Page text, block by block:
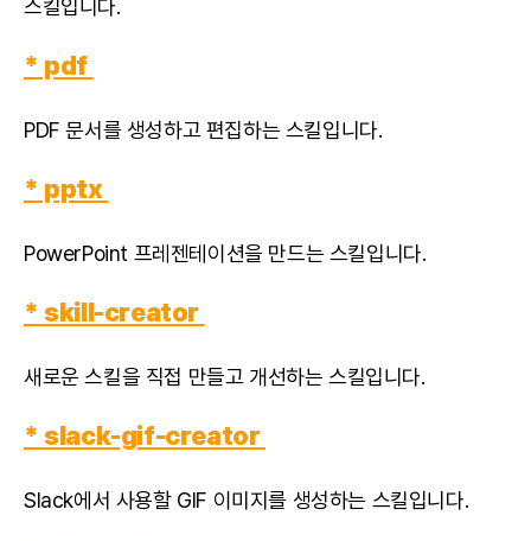
스킬입니다.
* pdf
PDF 문서를 생성하고 편집하는 스킬입니다.
* pptx
PowerPoint 프레젠테이션을 만드는 스킬입니다.
* skill-creator
새로운 스킬을 직접 만들고 개선하는 스킬입니다.
* slack-gif-creator
Slack에서 사용할 GIF 이미지를 생성하는 스킬입니다.